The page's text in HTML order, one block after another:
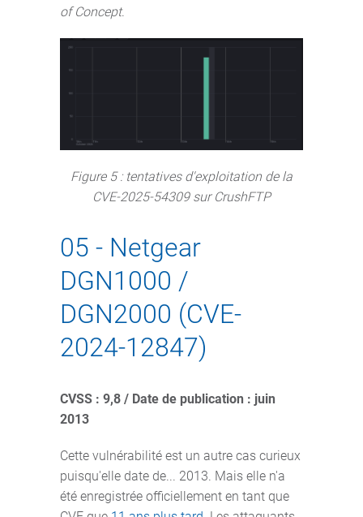
of Concept.
Figure 5 : tentatives d'exploitation de la
CVE-2025-54309 sur CrushFTP
05 - Netgear
DGN1000 /
DGN2000 (CVE-
2024-12847)
CVSS : 9,8 / Date de publication : juin
2013
Cette vulnérabilité est un autre cas curieux
puisqu'elle date de... 2013. Mais elle n'a
été enregistrée officiellement en tant que